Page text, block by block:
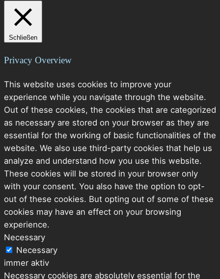
Schließen
Privacy Overview
This website uses cookies to improve your
experience while you navigate through the website.
Out of these cookies, the cookies that are categorized
as necessary are stored on your browser as they are
essential for the working of basic functionalities of the
website. We also use third-party cookies that help us
analyze and understand how you use this website.
These cookies will be stored in your browser only
with your consent. You also have the option to opt-
out of these cookies. But opting out of some of these
cookies may have an effect on your browsing
experience.
Necessary
Necessary
immer aktiv
Necessary cookies are absolutely essential for the